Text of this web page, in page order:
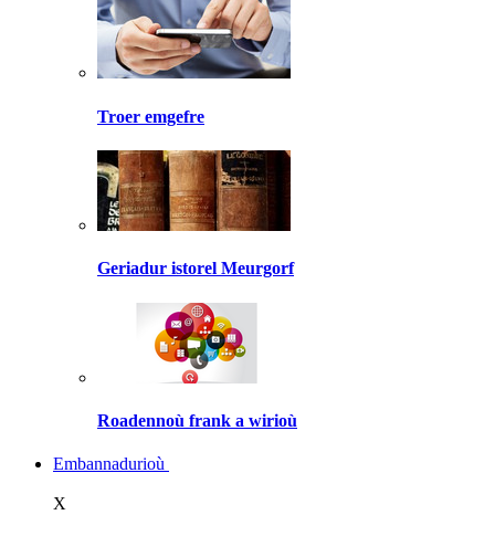
Troer emgefre
Geriadur istorel Meurgorf
Roadennoù frank a wirioù
Embannadurioù
X